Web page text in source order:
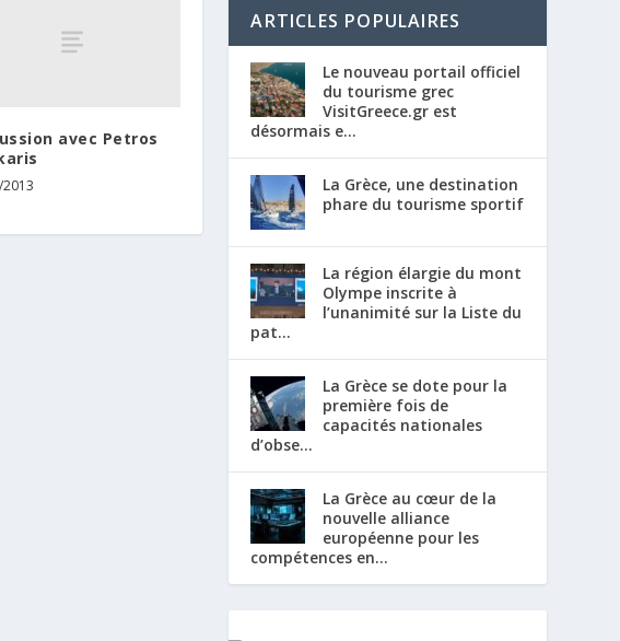
avec Petros
ARTICLES POPULAIRES
Le nouveau portail officiel
du tourisme grec
VisitGreece.gr est
désormais e...
La Grèce, une destination
phare du tourisme sportif
La région élargie du mont
Olympe inscrite à
l’unanimité sur la Liste du
pat...
La Grèce se dote pour la
première fois de
capacités nationales
d’obse...
La Grèce au cœur de la
nouvelle alliance
européenne pour les
compétences en...